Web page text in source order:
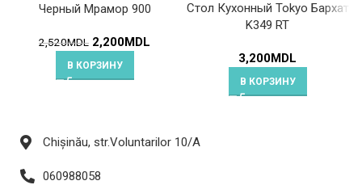
Черный Мрамор 900
2,520MDL 2,200MDL
В КОРЗИНУ
Стол Кухонный Tokyo Бархат
K349 RT
3,200MDL
В КОРЗИНУ
Chișinău, str.Voluntarilor 10/A
060988058